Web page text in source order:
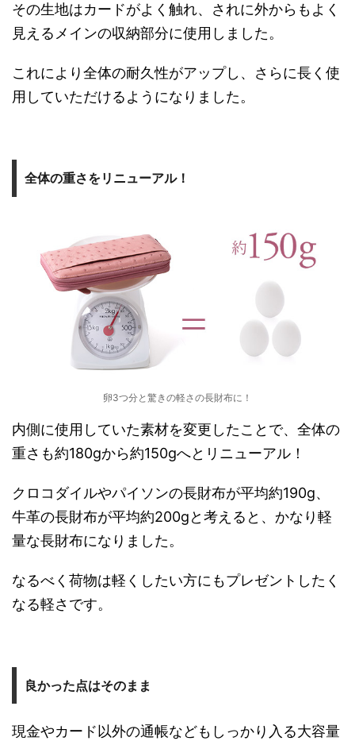
その生地はカードがよく触れ、されに外からもよく
見えるメインの収納部分に使用しました。
これにより全体の耐久性がアップし、さらに長く使
用していただけるようになりました。
全体の重さをリニューアル！
卵3つ分と驚きの軽さの長財布に！
内側に使用していた素材を変更したことで、全体の
重さも約180gから約150gへとリニューアル！
クロコダイルやパイソンの長財布が平均約190g、
牛革の長財布が平均約200gと考えると、かなり軽
量な長財布になりました。
なるべく荷物は軽くしたい方にもプレゼントしたく
なる軽さです。
良かった点はそのまま
現金やカード以外の通帳などもしっかり入る大容量